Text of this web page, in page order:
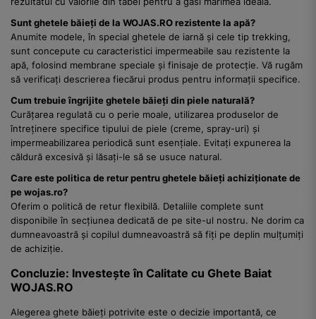
Sunt ghetele băieți de la WOJAS.RO rezistente la apă?
Anumite modele, în special ghetele de iarnă și cele tip trekking,
sunt concepute cu caracteristici impermeabile sau rezistente la
apă, folosind membrane speciale și finisaje de protecție. Vă rugăm
să verificați descrierea fiecărui produs pentru informații specifice.
Cum trebuie îngrijite ghetele băieți din piele naturală?
Curățarea regulată cu o perie moale, utilizarea produselor de
întreținere specifice tipului de piele (creme, spray-uri) și
impermeabilizarea periodică sunt esențiale. Evitați expunerea la
căldură excesivă și lăsați-le să se usuce natural.
Care este politica de retur pentru ghetele băieți achiziționate de
pe wojas.ro?
Oferim o politică de retur flexibilă. Detaliile complete sunt
disponibile în secțiunea dedicată de pe site-ul nostru. Ne dorim ca
dumneavoastră și copilul dumneavoastră să fiți pe deplin mulțumiți
de achiziție.
Concluzie: Investește în Calitate cu Ghete Baiat
WOJAS.RO
Alegerea ghete băieți potrivite este o decizie importantă, ce